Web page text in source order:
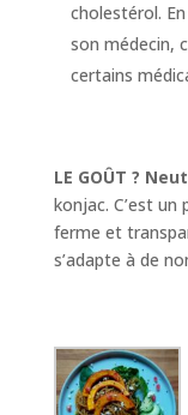
cholestérol.
son médecin,
certains
LE GOÛT ?
konjac. C’est
ferme et
s’adapte à de